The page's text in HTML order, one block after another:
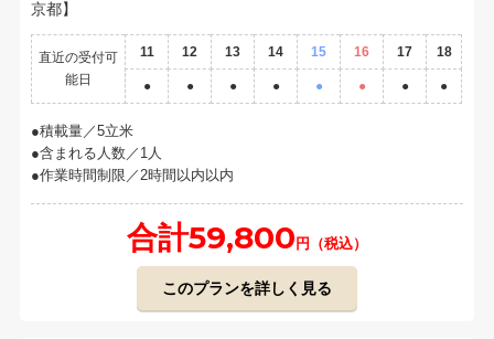
京都】
直近の受付可
能日
11 12 13 14 15 16 17 18
● ● ● ● ● ● ● ●
積載量／5立米
含まれる人数／1人
作業時間制限／2時間以内以内
合計59,800 円（税込）
このプランを詳しく見る